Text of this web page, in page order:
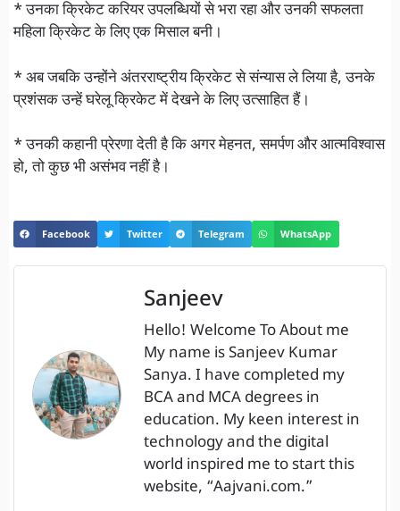
* उनका क्रिकेट करियर उपलब्धियों से भरा रहा और उनकी सफलता
महिला क्रिकेट के लिए एक मिसाल बनी।
* अब जबकि उन्होंने अंतरराष्ट्रीय क्रिकेट से संन्यास ले लिया है, उनके
प्रशंसक उन्हें घरेलू क्रिकेट में देखने के लिए उत्साहित हैं।
* उनकी कहानी प्रेरणा देती है कि अगर मेहनत, समर्पण और आत्मविश्वास
हो, तो कुछ भी असंभव नहीं है।
Facebook Twitter Telegram WhatsApp
Sanjeev
Hello! Welcome To About me
My name is Sanjeev Kumar
Sanya. I have completed my
BCA and MCA degrees in
education. My keen interest in
technology and the digital
world inspired me to start this
website, “Aajvani.com.”